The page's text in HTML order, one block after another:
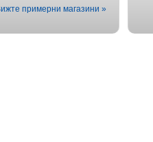
примерни магазини »